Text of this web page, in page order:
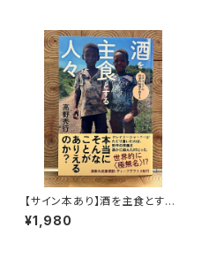
【サイン本あり】酒を主食とする
人々 エチオピアの科学的秘境
を旅する
¥1,980